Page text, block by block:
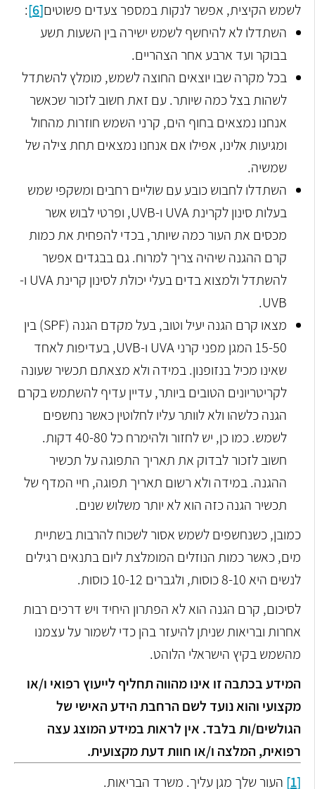
לשמש הקיצית, אפשר לנקות במספר צעדים פשוטים[6]
:
השתדלו לא להיחשף לשמש ישירה בין השעות תשע
בבוקר ועד ארבע אחר הצהריים.
בכל מקרה שבו יוצאים החוצה לשמש, מומלץ להשתדל
לשהות בצל כמה שיותר. עם זאת חשוב לזכור שכאשר
אנחנו נמצאים בחוף הים, קרני השמש חוזרות מהחול
ומגיעות אלינו, אפילו אם אנחנו נמצאים תחת צילה של
שמשיה.
השתדלו לחבוש כובע עם שוליים רחבים ומשקפי שמש
בעלות סינון לקרינת UVA ו-UVB, ופרטי לבוש אשר
מכסים את העור כמה שיותר, בכדי להפחית את כמות
קרם ההגנה שיהיה צריך למרוח. גם בבגדים אפשר
להשתדל ולמצוא בדים בעלי יכולת לסינון קרינת UVA ו-
UVB.
מצאו קרם הגנה יעיל וטוב, בעל מקדם הגנה (SPF) בין
15-50 המגן מפני קרני UVA ו-UVB, בעדיפות לאחד
שאינו מכיל בנזופנון. במידה ולא מצאתם תכשיר שעונה
לקריטריונים הטובים ביותר, עדיין עדיף להשתמש בקרם
הגנה כלשהו ולא לוותר עליו לחלוטין כאשר נחשפים
לשמש. כמו כן, יש לחזור ולהימרח כל 40-80 דקות.
חשוב לזכור לבדוק את תאריך התפוגה על תכשיר
ההגנה. במידה ולא רשום תאריך תפוגה, חיי המדף של
תכשיר הגנה כזה הוא לא יותר משלוש שנים.
כמובן, כשנחשפים לשמש אסור לשכוח להרבות בשתיית
מים, כאשר כמות הנוזלים המומלצת ליום בתנאים רגילים
לנשים היא 8-10 כוסות, ולגברים 10-12 כוסות.
לסיכום, קרם הגנה הוא לא הפתרון היחיד ויש דרכים רבות
אחרות ובריאות שניתן להיעזר בהן כדי לשמור על עצמנו
מהשמש בקיץ הישראלי הלוהט.
המידע בכתבה זו אינו מהווה תחליף לייעוץ רפואי ו/או
מקצועי והוא נועד לשם הרחבת הידע האישי של
הגולשים/ות בלבד. אין לראות במידע המוצג עצה
רפואית, המלצה ו/או חוות דעת מקצועית.
[1]
העור שלך מגן עליך. משרד הבריאות.